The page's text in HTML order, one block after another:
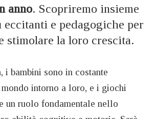
anno. Scopriremo insieme
e pedagogiche per
stimolare la loro crescita.
i bambini sono in costante
intorno a loro, e i giochi
un ruolo fondamentale nello